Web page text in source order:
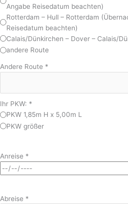
Angabe Reisedatum beachten)
Rotterdam – Hull – Rotterdam
Reisedatum beachten)
Calais/Dünkirchen – Dover – Calais/
andere Route
Andere Route *
Ihr PKW: *
PKW 1,85m H x 5,00m L
PKW größer
Anreise *
Abreise *